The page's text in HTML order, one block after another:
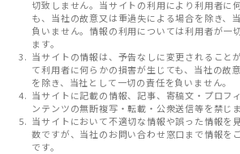
切致しません。当サイトの利用により利用者に
も、当社の故意又は重過失による場合を除き、
負いません。情報の利用については利用者が一
ます。
当サイトの情報は、予告なしに変更されること
て利用者に何らかの損害が生じても、当社の故
を除き、当社として一切の責任を負いません。
当サイトに記載の情報、記事、寄稿文・プロフ
ンテンツの無断複写・転載・公衆送信等を禁じま
当サイトにおいて不適切な情報や誤った情報を
数ですが、当社のお問い合わせ窓口まで情報を
です。